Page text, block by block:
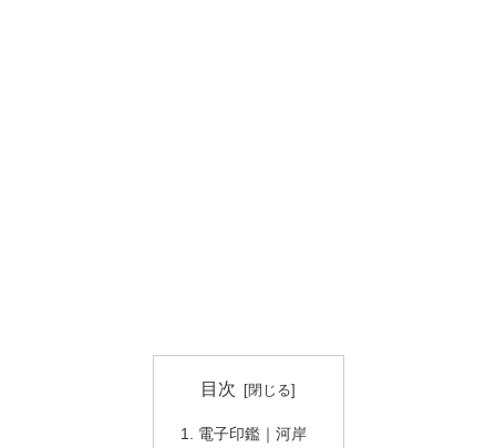
目次
電子印鑑｜河岸